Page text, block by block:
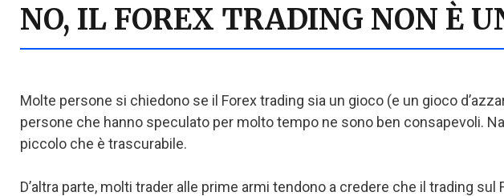
NO, IL FOREX TRADING NON È
Molte persone si chiedono se il Forex trading sia un gioco (e un gioco
persone che hanno speculato per molto tempo ne sono ben consapevoli.
piccolo che è trascurabile.
D’altra parte, molti trader alle prime armi tendono a credere che il trading